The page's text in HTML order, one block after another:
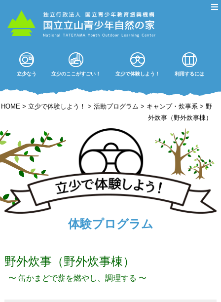
立少なう 立少のここがすごい！ 立少で体験しよう！ 利用するには
HOME > 立少で体験しよう！ >活動プログラム > キャンプ・炊事系 >野
外炊事（野外炊事棟）
体験プログラム
野外炊事（野外炊事棟）
〜 缶かまどで薪を燃やし、調理する 〜